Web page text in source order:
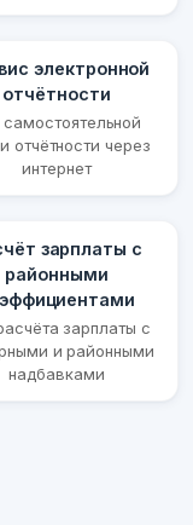
электронной
отчётности
самостоятельной
отчётности через
интернет
зарплаты с
районными
зарплаты с
и районными
надбавками